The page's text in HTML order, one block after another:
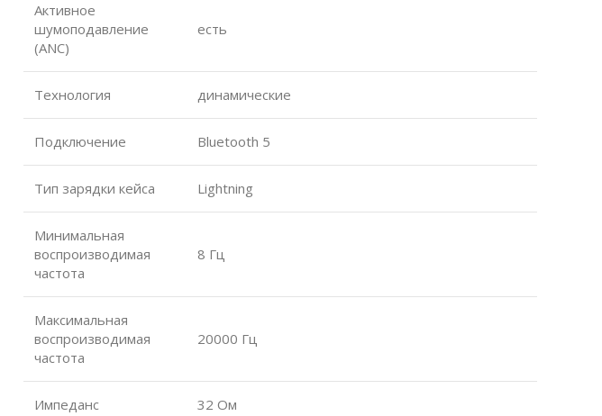
Активное
шумоподавление
(ANC)
есть
Технология динамические
Подключение Bluetooth 5
Тип зарядки кейса Lightning
Минимальная
воспроизводимая
частота
8 Гц
Максимальная
воспроизводимая
частота
20000 Гц
Импеданс 32 Ом